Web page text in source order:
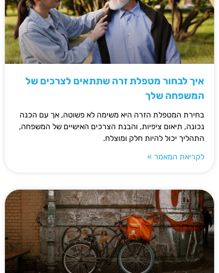
איך לבחור מטפלת זרה שתתאים לצרכים של
המשפחה שלך
בחירת המטפלת הזרה היא משימה לא פשוטה, אך עם הכנה
נכונה, תיאום ציפיות, והבנת הצרכים האישיים של המשפחה,
התהליך יכול להיות חלק ומוצלח.
לקריאת המאמר »